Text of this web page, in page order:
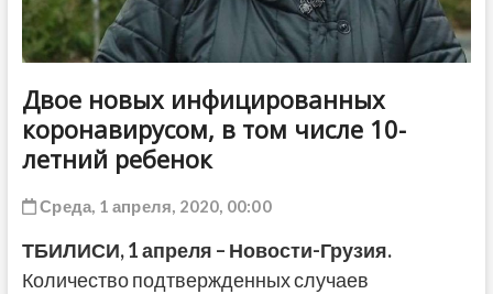
Двое новых инфицированных
коронавирусом, в том числе 10-
летний ребенок
Среда, 1 апреля, 2020, 00:00
ТБИЛИСИ,1 апреля – Новости-Грузия.
Количество подтвержденных случаев